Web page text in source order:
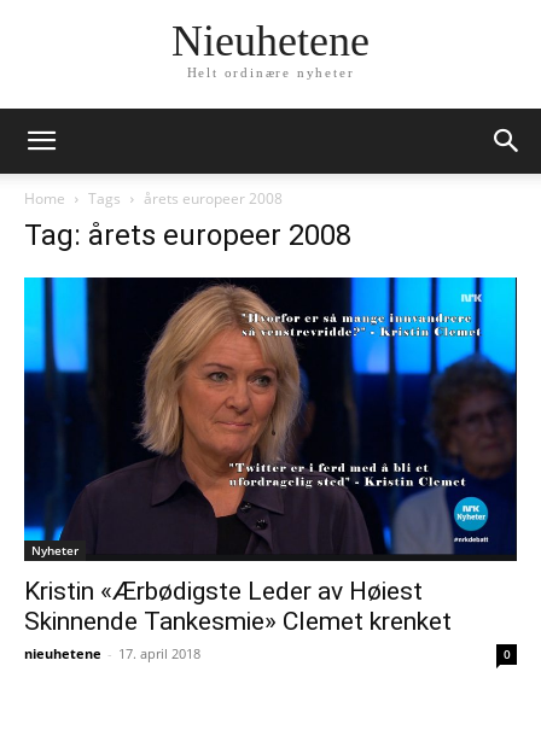
Nieuhetene
Helt ordinære nyheter
Home Tags årets europeer 2008
Tag: årets europeer 2008
Nyheter
Kristin «Ærbødigste Leder av Høiest
Skinnende Tankesmie» Clemet krenket
nieuhetene - 17. april 2018 0